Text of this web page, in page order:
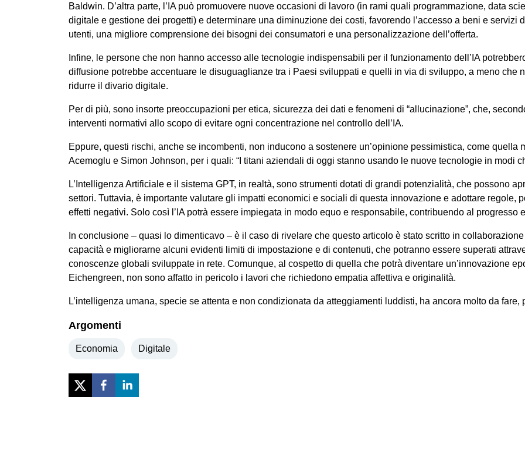
Baldwin. D’altra parte, l’IA può promuovere nuove occasioni di lavoro (in rami quali programmazione, data
digitale e gestione dei progetti) e determinare una diminuzione dei costi, favorendo l’accesso a beni e servizi
utenti, una migliore comprensione dei bisogni dei consumatori e una personalizzazione dell’offerta.
Infine, le persone che non hanno accesso alle tecnologie indispensabili per il funzionamento dell’IA
diffusione potrebbe accentuare le disuguaglianze tra i Paesi sviluppati e quelli in via di sviluppo, a meno che
ridurre il divario digitale.
Per di più, sono insorte preoccupazioni per etica, sicurezza dei dati e fenomeni di “allucinazione”, che,
interventi normativi allo scopo di evitare ogni concentrazione nel controllo dell’IA.
Eppure, questi rischi, anche se incombenti, non inducono a sostenere un’opinione pessimistica, come quella
Acemoglu e Simon Johnson, per i quali: “I titani aziendali di oggi stanno usando le nuove tecnologie in modi
L’Intelligenza Artificiale e il sistema GPT, in realtà, sono strumenti dotati di grandi potenzialità, che possono
settori. Tuttavia, è importante valutare gli impatti economici e sociali di questa innovazione e adottare regole,
effetti negativi. Solo così l’IA potrà essere impiegata in modo equo e responsabile, contribuendo al progresso
In conclusione – quasi lo dimenticavo – è il caso di rivelare che questo articolo è stato scritto in
capacità e migliorarne alcuni evidenti limiti di impostazione e di contenuti, che potranno essere superati
conoscenze globali sviluppate in rete. Comunque, al cospetto di quella che potrà diventare un’innovazione
Eichengreen, non sono affatto in pericolo i lavori che richiedono empatia affettiva e originalità.
L’intelligenza umana, specie se attenta e non condizionata da atteggiamenti luddisti, ha ancora molto da
Argomenti
Economia Digitale